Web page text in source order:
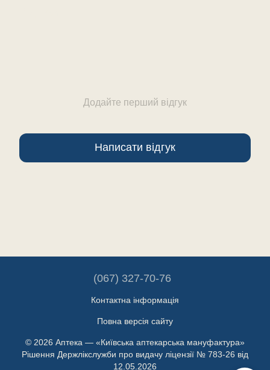
Додайте перший відгук
Написати відгук
(067) 327-70-76
Контактна інформація
Повна версія сайту
© 2026 Аптека — «Київська аптекарська мануфактура»
Рішення Держлікслужби про видачу ліцензії № 783-26 від
12.05.2026